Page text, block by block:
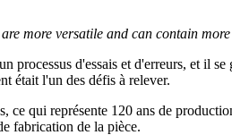
more versatile and can contain
d'essais et d'erreurs, et il
était l'un des défis à relever.
qui représente 120 ans de
fabrication de la pièce.